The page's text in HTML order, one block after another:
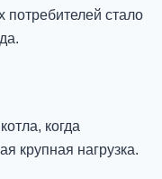
стало
когда
крупная нагрузка.